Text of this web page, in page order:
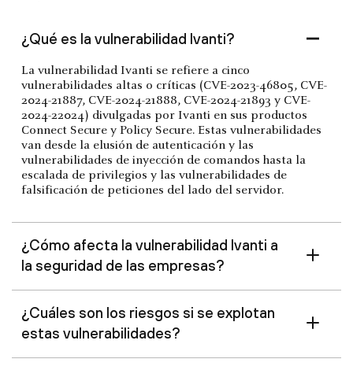
¿Qué es la vulnerabilidad Ivanti?
La vulnerabilidad Ivanti se refiere a cinco
vulnerabilidades altas o críticas (CVE-2023-46805, CVE-
2024-21887, CVE-2024-21888, CVE-2024-21893 y CVE-
2024-22024) divulgadas por Ivanti en sus productos
Connect Secure y Policy Secure. Estas vulnerabilidades
van desde la elusión de autenticación y las
vulnerabilidades de inyección de comandos hasta la
escalada de privilegios y las vulnerabilidades de
falsificación de peticiones del lado del servidor.
¿Cómo afecta la vulnerabilidad Ivanti a
la seguridad de las empresas?
¿Cuáles son los riesgos si se explotan
estas vulnerabilidades?